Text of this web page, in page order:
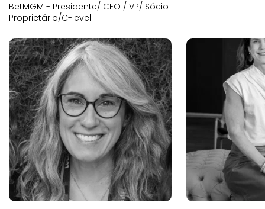
BetMGM - Presidente/ CEO / VP/ Sócio
Proprietário/C-level